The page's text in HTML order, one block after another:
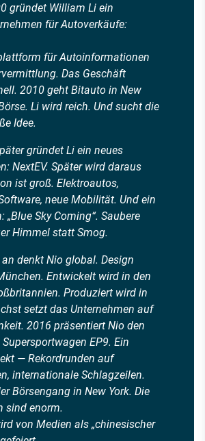
gründet William Li ein
für Autoverkäufe:
für Autoinformationen
Das Geschäft
2010 geht Bitauto in New
Li wird reich. Und sucht die
Idee.
gründet Li ein neues
NextEV. Später wird daraus
ist groß. Elektroautos,
neue Mobilität. Und ein
„Blue Sky Coming“. Saubere
Himmel statt Smog.
denkt Nio global. Design
Entwickelt wird in den
Produziert wird in
setzt das Unternehmen auf
2016 präsentiert Nio den
EP9. Ein
— Rekordrunden auf
internationale Schlagzeilen.
Börsengang in New York. Die
sind enorm.
von Medien als „chinesischer